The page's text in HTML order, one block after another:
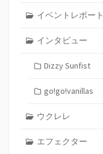
イベントレポート
インタビュー
Dizzy Sunfist
go!go!vanillas
ウクレレ
エフェクター